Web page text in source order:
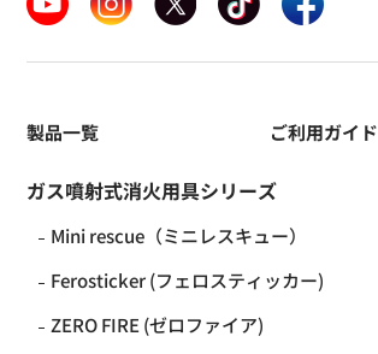
製品一覧 ご利用ガイド
ガス噴射式消火用具シリーズ
Mini rescue（ミニレスキュー）
Ferosticker (フェロスティッカー)
ZERO FIRE (ゼロファイア)